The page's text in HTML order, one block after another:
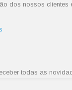
dos nossos clientes
todas as